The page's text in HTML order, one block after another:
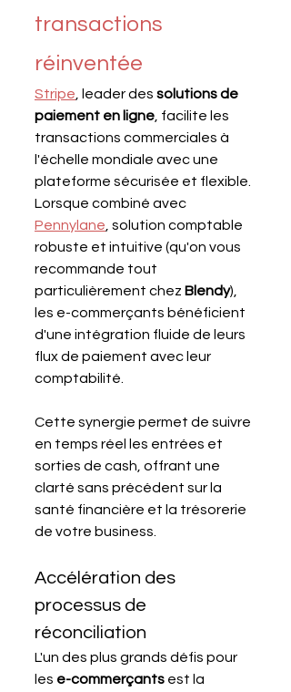
transactions
réinventée
Stripe , leader des solutions de
paiement en ligne , facilite les
transactions commerciales à
l'échelle mondiale avec une
plateforme sécurisée et flexible.
Lorsque combiné avec
Pennylane , solution comptable
robuste et intuitive (qu'on vous
recommande tout
particulièrement chez Blendy),
les e-commerçants bénéficient
d'une intégration fluide de leurs
flux de paiement avec leur
comptabilité.
Cette synergie permet de suivre
en temps réel les entrées et
sorties de cash, offrant une
clarté sans précédent sur la
santé financière et la trésorerie
de votre business.
Accélération des
processus de
réconciliation
L'un des plus grands défis pour
les e-commerçants est la